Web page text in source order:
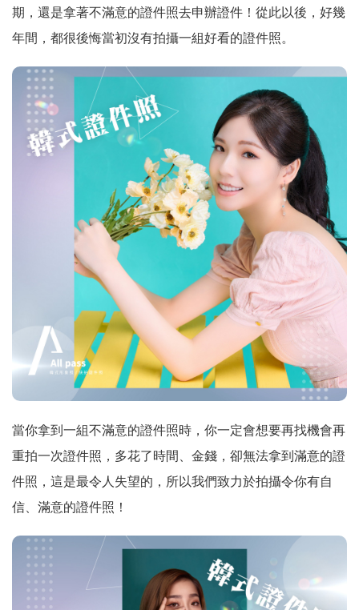
期，還是拿著不滿意的證件照去申辦證件！從此以後，好幾
年間，都很後悔當初沒有拍攝一組好看的證件照。
當你拿到一組不滿意的證件照時，你一定會想要再找機會再
重拍一次證件照，多花了時間、金錢，卻無法拿到滿意的證
件照，這是最令人失望的，所以我們致力於拍攝令你有自
信、滿意的證件照！